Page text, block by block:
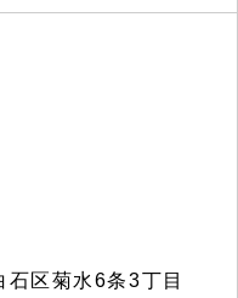
区菊水6条3丁目